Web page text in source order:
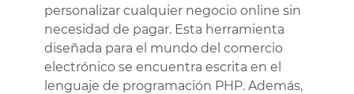
personalizar cualquier negocio online sin
necesidad de pagar. Esta herramienta
diseñada para el mundo del comercio
electrónico se encuentra escrita en el
lenguaje de programación PHP. Además,